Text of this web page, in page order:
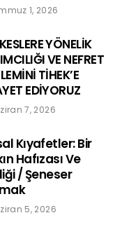
1, 2026
YÖNELİK
VE NEFRET
TİHEK’E
EDİYORUZ
7, 2026
Kıyafetler: Bir
Hafızası Ve
/ Şeneser
5, 2026